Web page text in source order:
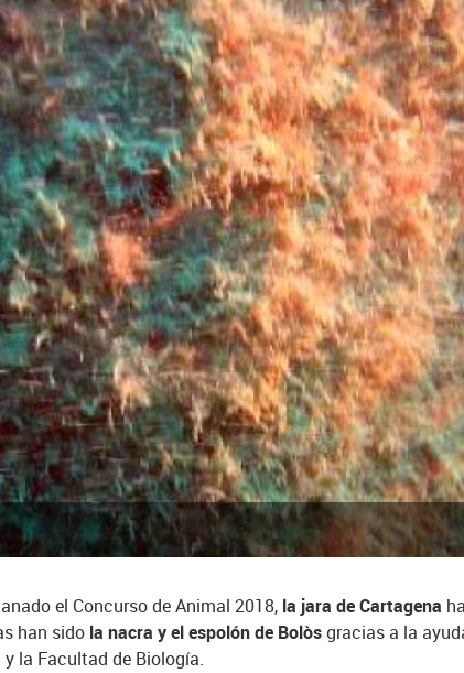
el Concurso de Animal 2018, la jara de Cartagena
han sido la nacra y el espolón de Bolòsgracias a la
la Facultad de Biología.